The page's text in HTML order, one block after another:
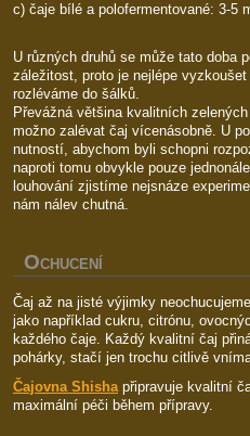
c) čaje bílé a polofermentované: 3-5
U různých druhů se může tato doba
záležitost, proto je nejlépe
rozléváme do šálků.
Převážná většina kvalitních
možno zalévat čaj vícenásobně. U
nutností, abychom byli schopni
naproti tomu obvykle pouze
louhování zjistíme nejsnáze
nám nálev chutná.
OCHUCENÍ
Čaj až na jisté výjimky
jako například cukru, citrónu,
každého čaje. Každý kvalitní čaj
pohárky, stačí jen trochu citlivě
Čajovna Shishapřipravuje kvalitní
maximální péči během přípravy.